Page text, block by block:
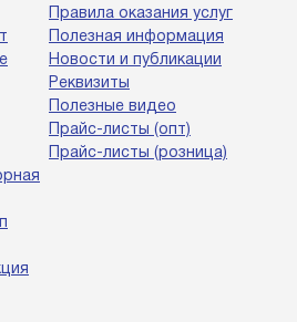
Правила оказания услуг
Полезная информация
Новости и публикации
Реквизиты
Полезные видео
Прайс-листы (опт)
Прайс-листы (розница)